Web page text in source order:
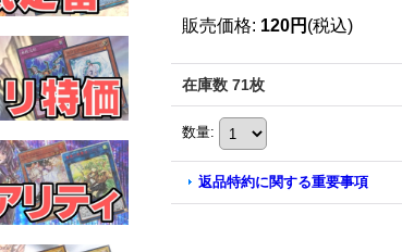
販売価格: 120円 (税込)
在庫数 71枚
数量:
返品特約に関する重要事項